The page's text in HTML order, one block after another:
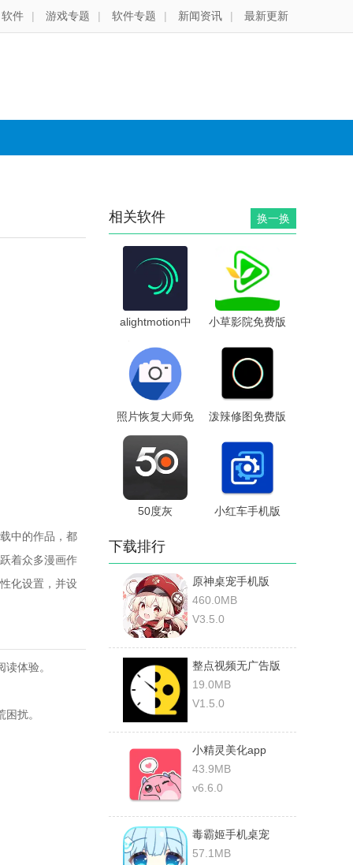
软件 | 游戏专题 | 软件专题 | 新闻资讯 | 最新更新
中的作品，都
着众多漫画作
化设置，并设
体验。
扰。
换一换
相关软件
alightmotion中
小草影院免费版
照片恢复大师免
费版
泼辣修图免费版
50度灰 小红车手机版
下载排行
原神桌宠手机版
460.0MB
V3.5.0
整点视频无广告版
19.0MB
V1.5.0
小精灵美化app
43.9MB
v6.6.0
毒霸姬手机桌宠
57.1MB